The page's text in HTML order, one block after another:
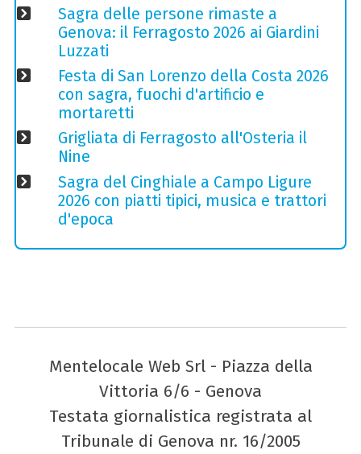
Sagra delle persone rimaste a
Genova: il Ferragosto 2026 ai Giardini
Luzzati
Festa di San Lorenzo della Costa 2026
con sagra, fuochi d'artificio e
mortaretti
Grigliata di Ferragosto all'Osteria il
Nine
Sagra del Cinghiale a Campo Ligure
2026 con piatti tipici, musica e trattori
d'epoca
Mentelocale Web Srl - Piazza della
Vittoria 6/6 - Genova
Testata giornalistica registrata al
Tribunale di Genova nr. 16/2005